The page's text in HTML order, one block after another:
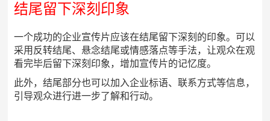
结尾留下深刻印象
一个成功的企业宣传片应该在结尾留下深刻的印象。可以
采用反转结尾、悬念结尾或情感落点等手法，让观众在观
看完毕后留下深刻印象，增加宣传片的记忆度。
此外，结尾部分也可以加入企业标语、联系方式等信息，
引导观众进行进一步了解和行动。